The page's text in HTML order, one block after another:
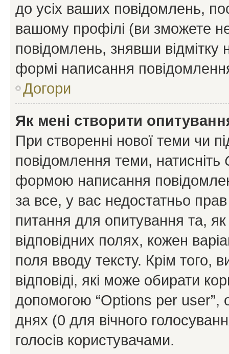
до усіх ваших повідомлень,
вашому профілі (ви зможете
повідомлень, знявши відмітку
формі написання
Догори
Як мені створити
При створенні нової теми чи
повідомлення теми, натисніть
формою написання
за все, у вас недостатньо
питання для опитування та, як
відповідних полях, кожен
поля вводу тексту. Крім того,
відповіді, які може обирати
допомогою “Options per user”,
днях (0 для вічного
голосів користувачами.